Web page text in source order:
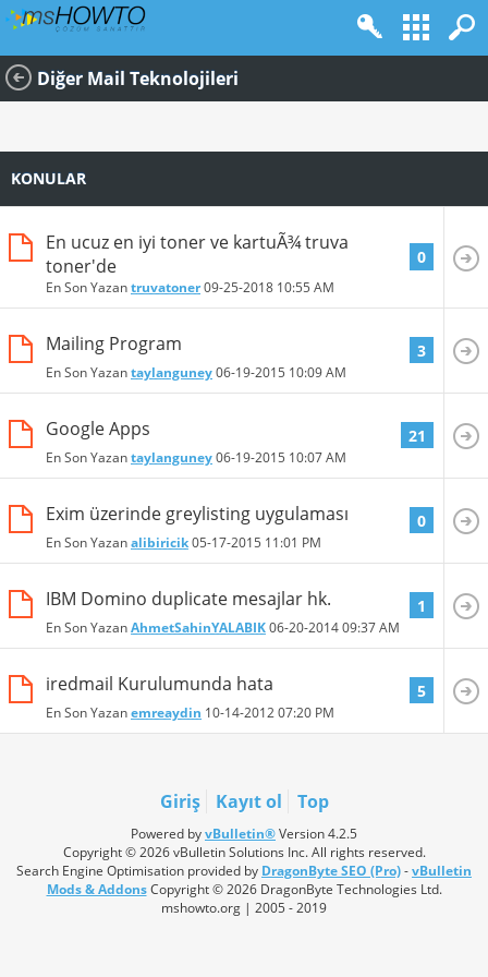
Diğer Mail Teknolojileri
KONULAR
En ucuz en iyi toner ve kartuÃ¾ truva
toner'de
En Son Yazantruvatoner09-25-2018 10:55 AM
0
Mailing Program
En Son Yazantaylanguney06-19-2015 10:09 AM
3
Google Apps
En Son Yazantaylanguney06-19-2015 10:07 AM
21
Exim üzerinde greylisting uygulaması
En Son Yazanalibiricik05-17-2015 11:01 PM
0
IBM Domino duplicate mesajlar hk.
En Son YazanAhmetSahinYALABIK06-20-201409:37 AM
1
iredmail Kurulumunda hata
En Son Yazanemreaydin 10-14-201207:20 PM
5
Giriş Kayıt ol Top
Powered byvBulletin®Version 4.2.5
Copyright © 2026 vBulletin Solutions Inc. All rights reserved.
Search Engine Optimisation provided by DragonByte SEO (Pro)-vBulletin
Mods & AddonsCopyright © 2026 DragonByte Technologies Ltd.
mshowto.org | 2005 - 2019